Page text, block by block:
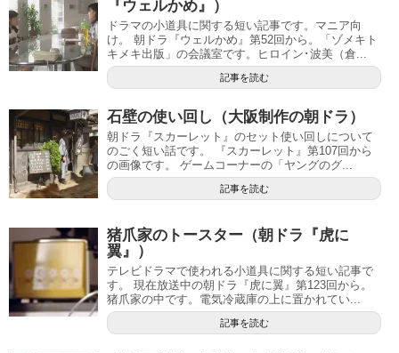
『ウェルかめ』）
ドラマの小道具に関する短い記事です。マニア向
け。 朝ドラ『ウェルかめ』第52回から。「ゾメキト
キメキ出版」の会議室です。ヒロイン･波美（倉...
記事を読む
石壁の使い回し（大阪制作の朝ドラ）
朝ドラ『スカーレット』のセット使い回しについて
のごく短い話です。 『スカーレット』第107回から
の画像です。 ゲームコーナーの「ヤングのグ...
記事を読む
猪爪家のトースター（朝ドラ『虎に
翼』）
テレビドラマで使われる小道具に関する短い記事で
す。 現在放送中の朝ドラ『虎に翼』第123回から。
猪爪家の中です。電気冷蔵庫の上に置かれてい...
記事を読む